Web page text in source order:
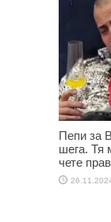
Пепи за
шега. Тя
чете